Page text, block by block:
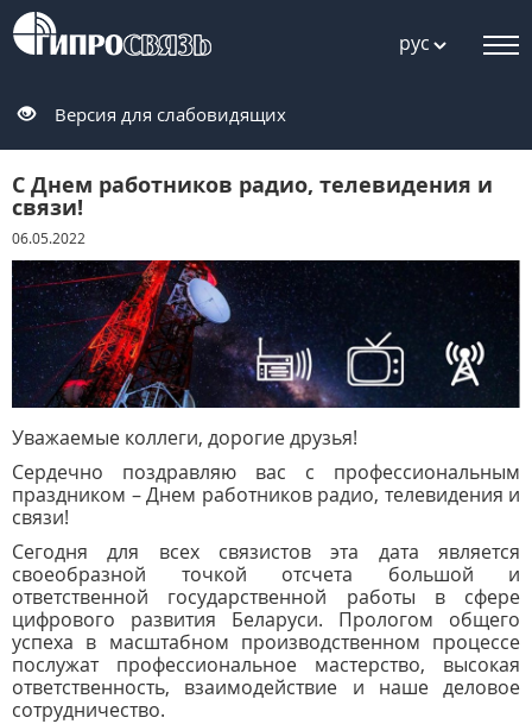
рус
Версия для слабовидящих
С Днем работников радио, телевидения и
связи!
06.05.2022
Уважаемые коллеги, дорогие друзья!
Сердечно поздравляю вас с профессиональным
праздником – Днем работников радио, телевидения и
связи!
Сегодня для всех связистов эта дата является
своеобразной точкой отсчета большой и
ответственной государственной работы в сфере
цифрового развития Беларуси. Прологом общего
успеха в масштабном производственном процессе
послужат профессиональное мастерство, высокая
ответственность, взаимодействие и наше деловое
сотрудничество.